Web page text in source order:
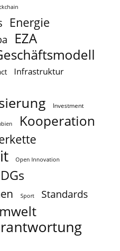
Energie
EZA
Infrastruktur
Investment
Kooperation
Open Innovation
Sport Standards